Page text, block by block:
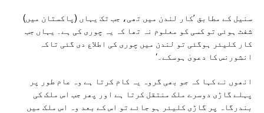
سنیل کے مطابق ’کار لندن میں تھی، جب تک یہاں (پاکستان میں)
شفٹ ہوئی تو کسی کو معلوم نہ تھا کہ یہ چوری کی ہے۔ یہاں جب
کار کلیئر ہوگئی تو لندن میں چوری کی اطلاع دی گئی تاکہ
انشورنس کا دعویٰ ہوسکے۔‘
انھوں نے کہا کہ جو بھی گروہ یہ کام کرتا ہے وہ عام طور پر
پہلے گاڑی دوسرے ملک منتقل کرتا ہے اور پھر جب اس ملک کی
بندرگاہ پر گاڑی کلیئر ہو جائے تو اس کے بعد وہ اس ملک میں